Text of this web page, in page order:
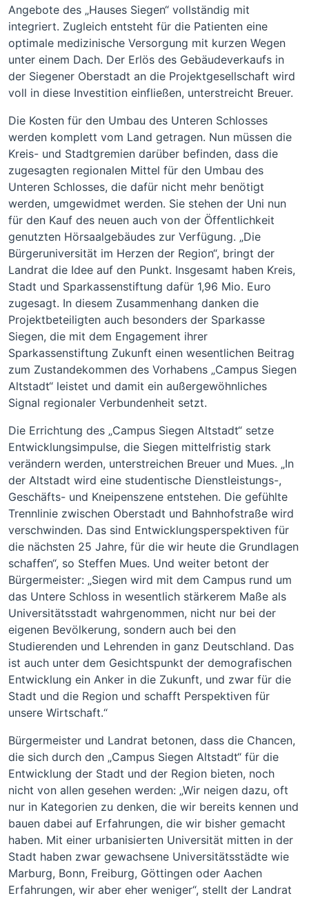
Angebote des „Hauses Siegen“ vollständig mit
integriert. Zugleich entsteht für die Patienten eine
optimale medizinische Versorgung mit kurzen Wegen
unter einem Dach. Der Erlös des Gebäudeverkaufs in
der Siegener Oberstadt an die Projektgesellschaft wird
voll in diese Investition einfließen, unterstreicht Breuer.
Die Kosten für den Umbau des Unteren Schlosses
werden komplett vom Land getragen. Nun müssen die
Kreis- und Stadtgremien darüber befinden, dass die
zugesagten regionalen Mittel für den Umbau des
Unteren Schlosses, die dafür nicht mehr benötigt
werden, umgewidmet werden. Sie stehen der Uni nun
für den Kauf des neuen auch von der Öffentlichkeit
genutzten Hörsaalgebäudes zur Verfügung. „Die
Bürgeruniversität im Herzen der Region“, bringt der
Landrat die Idee auf den Punkt. Insgesamt haben Kreis,
Stadt und Sparkassenstiftung dafür 1,96 Mio. Euro
zugesagt. In diesem Zusammenhang danken die
Projektbeteiligten auch besonders der Sparkasse
Siegen, die mit dem Engagement ihrer
Sparkassenstiftung Zukunft einen wesentlichen Beitrag
zum Zustandekommen des Vorhabens „Campus Siegen
Altstadt“ leistet und damit ein außergewöhnliches
Signal regionaler Verbundenheit setzt.
Die Errichtung des „Campus Siegen Altstadt“ setze
Entwicklungsimpulse, die Siegen mittelfristig stark
verändern werden, unterstreichen Breuer und Mues. „In
der Altstadt wird eine studentische Dienstleistungs-,
Geschäfts- und Kneipenszene entstehen. Die gefühlte
Trennlinie zwischen Oberstadt und Bahnhofstraße wird
verschwinden. Das sind Entwicklungsperspektiven für
die nächsten 25 Jahre, für die wir heute die Grundlagen
schaffen“, so Steffen Mues. Und weiter betont der
Bürgermeister: „Siegen wird mit dem Campus rund um
das Untere Schloss in wesentlich stärkerem Maße als
Universitätsstadt wahrgenommen, nicht nur bei der
eigenen Bevölkerung, sondern auch bei den
Studierenden und Lehrenden in ganz Deutschland. Das
ist auch unter dem Gesichtspunkt der demografischen
Entwicklung ein Anker in die Zukunft, und zwar für die
Stadt und die Region und schafft Perspektiven für
unsere Wirtschaft.“
Bürgermeister und Landrat betonen, dass die Chancen,
die sich durch den „Campus Siegen Altstadt“ für die
Entwicklung der Stadt und der Region bieten, noch
nicht von allen gesehen werden: „Wir neigen dazu, oft
nur in Kategorien zu denken, die wir bereits kennen und
bauen dabei auf Erfahrungen, die wir bisher gemacht
haben. Mit einer urbanisierten Universität mitten in der
Stadt haben zwar gewachsene Universitätsstädte wie
Marburg, Bonn, Freiburg, Göttingen oder Aachen
Erfahrungen, wir aber eher weniger“, stellt der Landrat